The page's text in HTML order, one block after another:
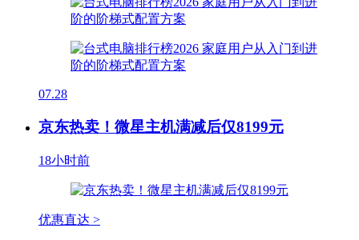
07.28
京东热卖！微星主机满减后仅8199元
18小时前
优惠直达 >